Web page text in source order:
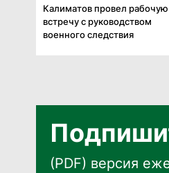
Калиматов провел рабочую
встречу с руководством
военного следствия
(PDF) версия